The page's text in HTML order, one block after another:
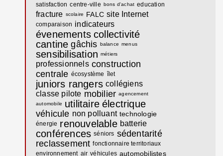
satisfaction centre-ville bons d'achat education
fracture scolaire FALC site Internet
comparaison indicateurs
évenements collectivité
cantine gâchis balance menus
sensibilisation métiers
professionnels construction
centrale écosystème îlet
juniors rangers collégiens
classe pilote mobilier agencement
automobile
utilitaire électrique
véhicule non polluant technologie
énergie renouvelable batterie
conférences séniors sédentarité
reclassement fonctionnaire territoriaux
environnement air véhicules automobilistes